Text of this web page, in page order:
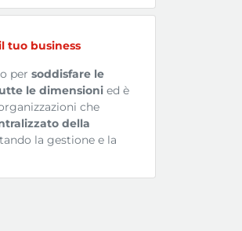
tuo business
per soddisfare le
le dimensionied è
che
della
la gestione e la